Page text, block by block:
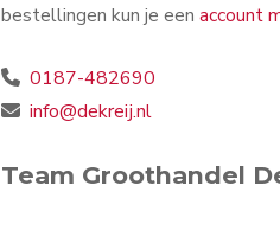
bestellingen kun je een account
0187-482690
info@dekreij.nl
Team Groothandel